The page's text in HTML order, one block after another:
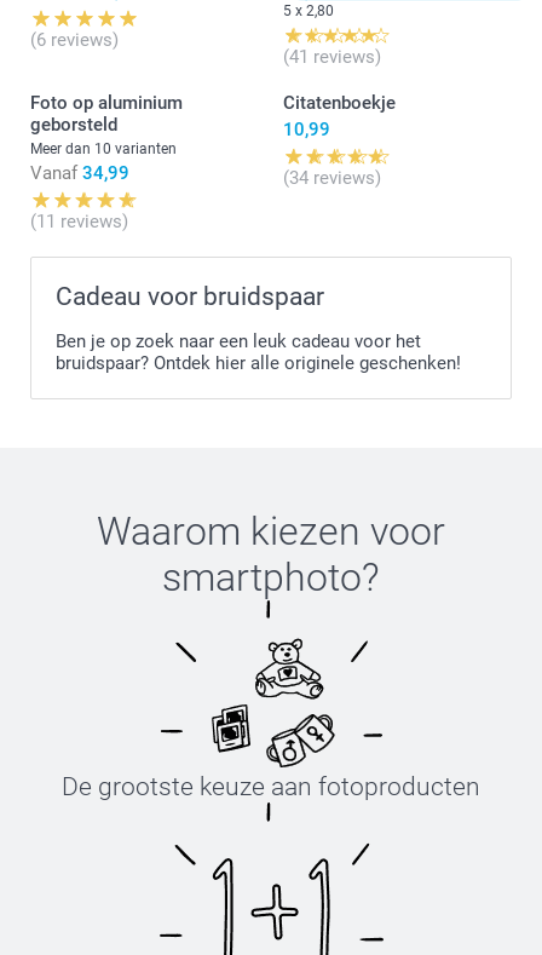
(6 reviews)
5 x 2,80
(41 reviews)
Foto op aluminium
geborsteld
Meer dan 10 varianten
Vanaf 34,99
(11 reviews)
Citatenboekje
10,99
(34 reviews)
Cadeau voor bruidspaar
Ben je op zoek naar een leuk cadeau voor het
bruidspaar? Ontdek hier alle originele geschenken!
Waarom kiezen voor
smartphoto?
De grootste keuze aan fotoproducten